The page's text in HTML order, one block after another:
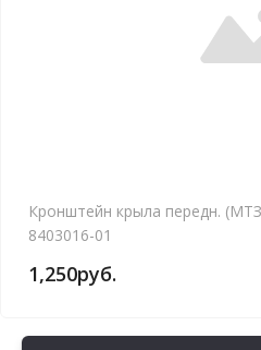
Кронштейн крыла передн.
8403016-01
1,250руб.